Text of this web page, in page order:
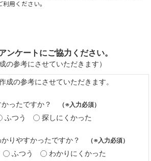
用ください。